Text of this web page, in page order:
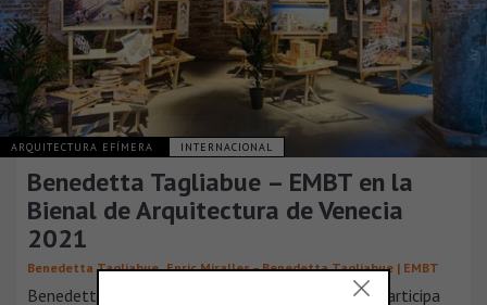
ARQUITECTURA EFÍMERA INTERNACIONAL
Benedetta Tagliabue – EMBT en la
Bienal de Arquitectura de Venecia
2021
Benedetta Tagliabue,Enric Miralles – Benedetta Tagliabue | EMBT
Benedetta Tagliabue - Miralles Tagliabue EMBT participa